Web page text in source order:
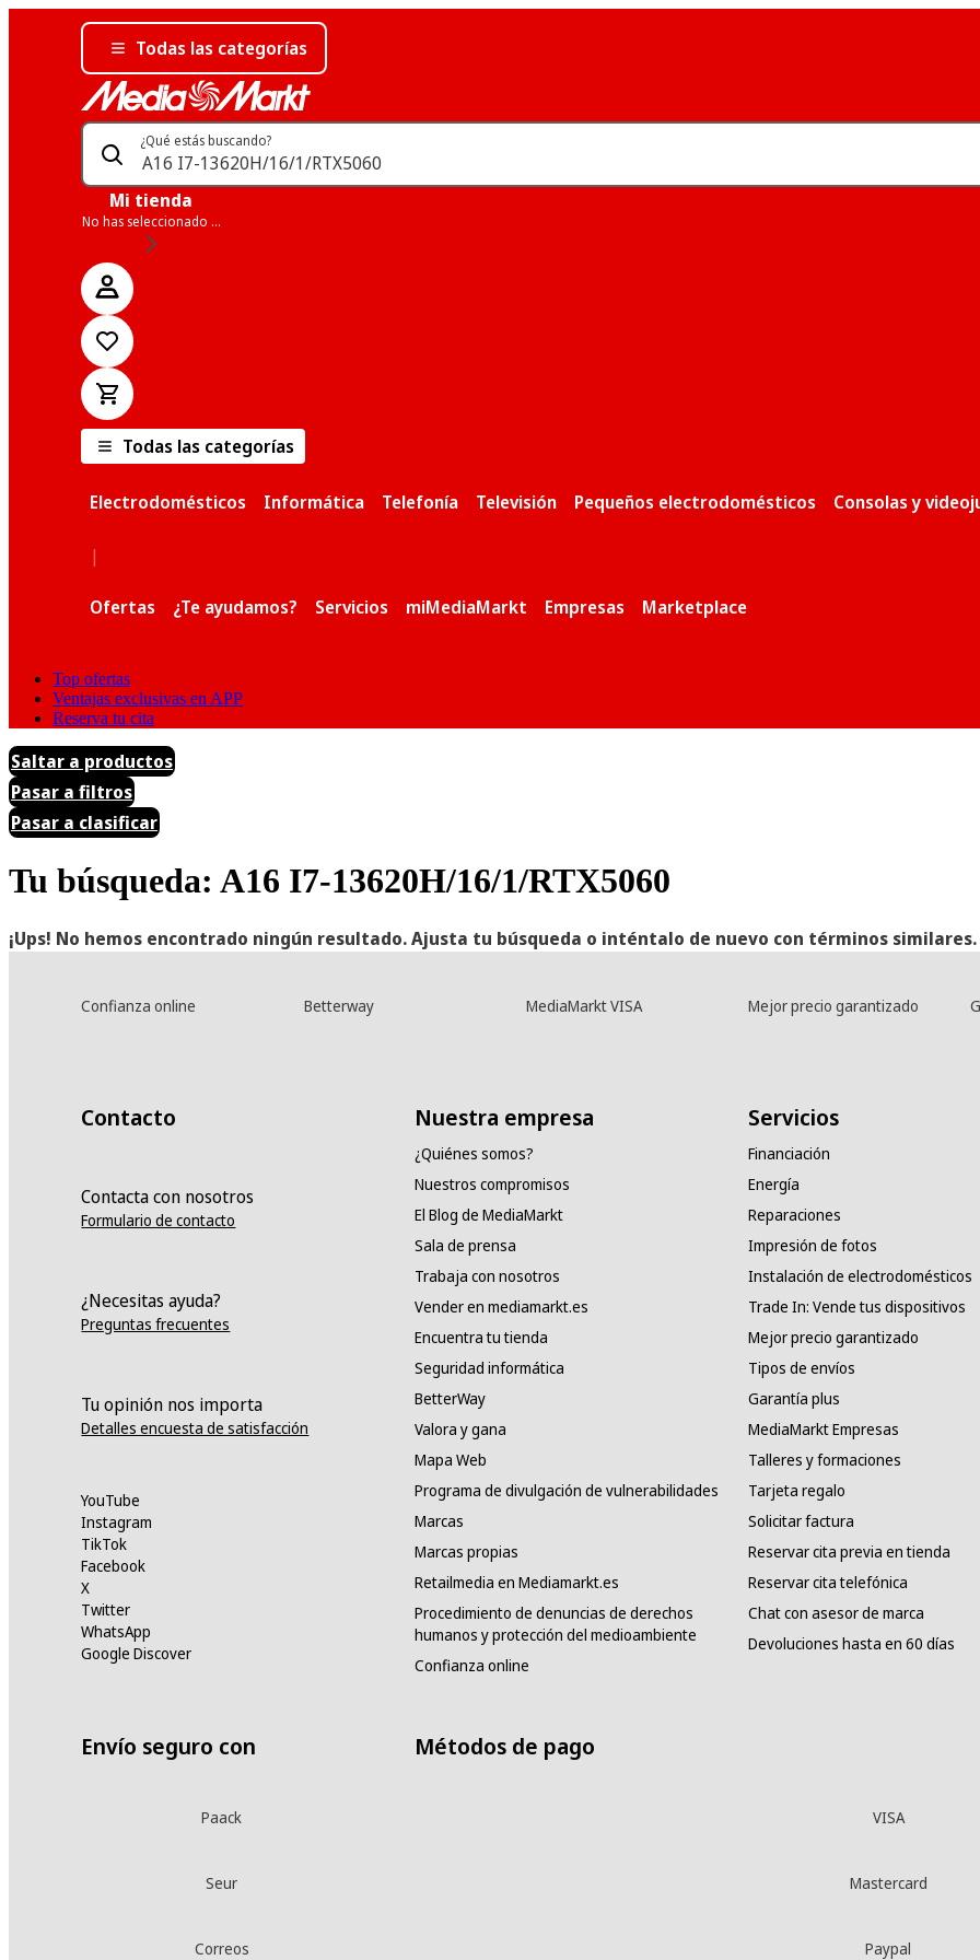
Todas las categorías
¿Qué estás buscando?
Mi tienda
No has seleccionado una tienda
Todas las categorías
Electrodomésticos Informática Telefonía Televisión Pequeños electrodomésticos Consolas y
|
Ofertas ¿Te ayudamos? Servicios miMediaMarkt Empresas Marketplace
Top ofertas
Ventajas exclusivas en APP
Reserva tu cita
Saltar a productos
Pasar a filtros
Pasar a clasificar
Tu búsqueda: A16 I7-13620H/16/1/RTX5060
¡Ups! No hemos encontrado ningún resultado. Ajusta tu búsqueda o inténtalo de nuevo con términos similares.
Confianza online Betterway MediaMarkt VISA Mejor precio garantizado
Contacto
Contacta con nosotros
Formulario de contacto
¿Necesitas ayuda?
Preguntas frecuentes
Tu opinión nos importa
Detalles encuesta de satisfacción
YouTube
Instagram
TikTok
Facebook
X
Twitter
WhatsApp
Google Discover
Nuestra empresa
¿Quiénes somos?
Nuestros compromisos
El Blog de MediaMarkt
Sala de prensa
Trabaja con nosotros
Vender en mediamarkt.es
Encuentra tu tienda
Seguridad informática
BetterWay
Valora y gana
Mapa Web
Programa de divulgación de vulnerabilidades
Marcas
Marcas propias
Retailmedia en Mediamarkt.es
Procedimiento de denuncias de derechos
humanos y protección del medioambiente
Confianza online
Servicios
Financiación
Energía
Reparaciones
Impresión de fotos
Instalación de electrodomésticos
Trade In: Vende tus dispositivos
Mejor precio garantizado
Tipos de envíos
Garantía plus
MediaMarkt Empresas
Talleres y formaciones
Tarjeta regalo
Solicitar factura
Reservar cita previa en tienda
Reservar cita telefónica
Chat con asesor de marca
Devoluciones hasta en 60 días
Envío seguro con
Paack
Seur
Correos
Métodos de pago
VISA
Mastercard
Paypal